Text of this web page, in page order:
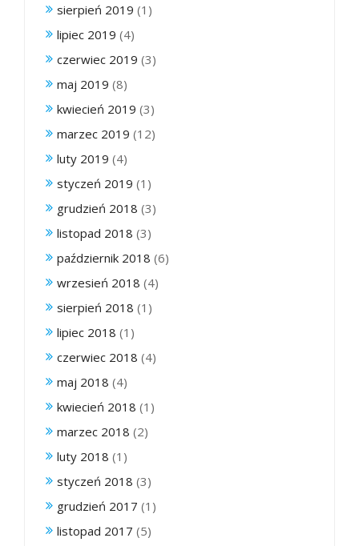
sierpień 2019 (1)
lipiec 2019 (4)
czerwiec 2019 (3)
maj 2019 (8)
kwiecień 2019 (3)
marzec 2019 (12)
luty 2019 (4)
styczeń 2019 (1)
grudzień 2018 (3)
listopad 2018 (3)
październik 2018 (6)
wrzesień 2018 (4)
sierpień 2018 (1)
lipiec 2018 (1)
czerwiec 2018 (4)
maj 2018 (4)
kwiecień 2018 (1)
marzec 2018 (2)
luty 2018 (1)
styczeń 2018 (3)
grudzień 2017 (1)
listopad 2017 (5)